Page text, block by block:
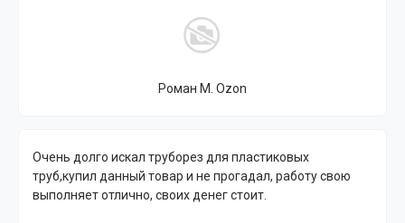
Роман М. Ozon
Очень долго искал труборез для пластиковых
труб,купил данный товар и не прогадал, работу свою
выполняет отлично, своих денег стоит.